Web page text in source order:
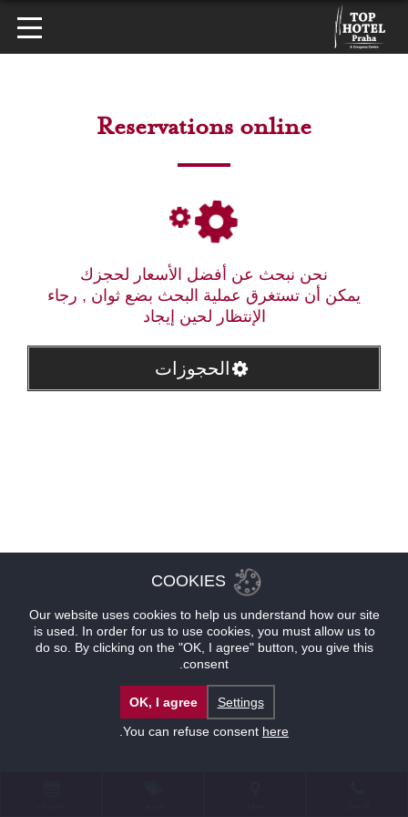
Reservations online
نحن نبحث عن أفضل الأسعار لحجزك
يمكن أن تستغرق عملية البحث بضع ثوان , رجاء
الإنتظار لحين إيجاد
الحجوزات
COOKIES
Our website uses cookies to help us understand how our site
is used. In order for us to use cookies, you must allow us to
do so. By clicking on the "OK, I agree" button, you give this
consent.
Settings
OK, I agree
You can refuse consent here
.